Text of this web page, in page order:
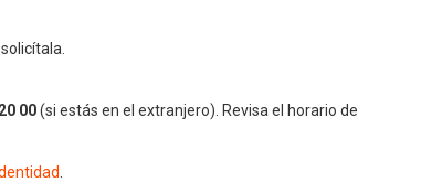
00(si estás en el extranjero). Revisa el horario de